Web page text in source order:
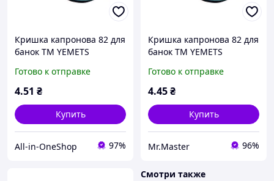
Кришка капронова 82 для
банок ТМ YEMETS
Готово к отправке
4.51 ₴
Купить
All-in-OneShop 97%
Кришка капронова 82 для
банок ТМ YEMETS
Готово к отправке
4.45₴
Купить
Mr.Master 96%
Смотри также